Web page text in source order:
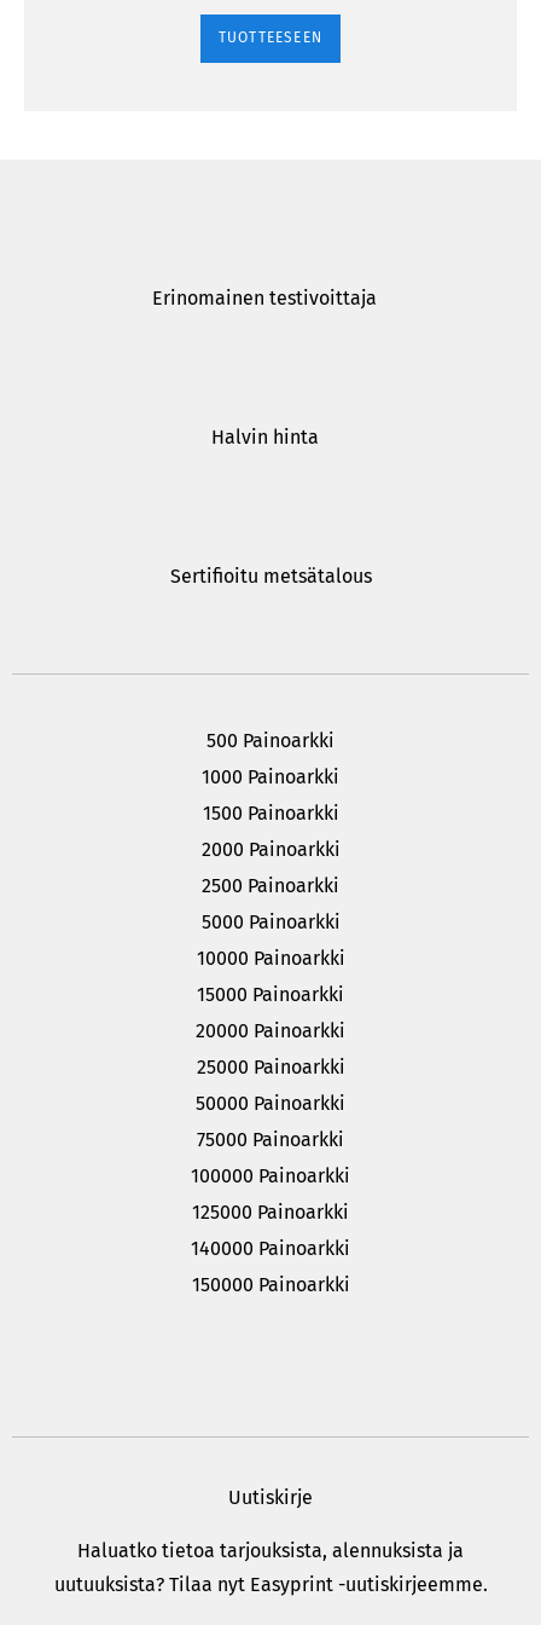
TUOTTEESEEN
Erinomainen testivoittaja
Halvin hinta
Sertifioitu metsätalous
500 Painoarkki
1000 Painoarkki
1500 Painoarkki
2000 Painoarkki
2500 Painoarkki
5000 Painoarkki
10000 Painoarkki
15000 Painoarkki
20000 Painoarkki
25000 Painoarkki
50000 Painoarkki
75000 Painoarkki
100000 Painoarkki
125000 Painoarkki
140000 Painoarkki
150000 Painoarkki
Uutiskirje
Haluatko tietoa tarjouksista, alennuksista ja
uutuuksista? Tilaa nyt Easyprint -uutiskirjeemme.